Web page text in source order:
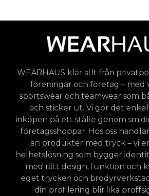
WEARHAUS klär allt från
föreningar och företag – med
sportswear och teamwear som
och sticker ut. Vi gör det
inköpen på ett ställe genom
företagsshoppar. Hos oss
än produkter med tryck – vi
helhetslösning som bygger
med rätt design, funktion och
eget tryckeri och
din profilering blir lika